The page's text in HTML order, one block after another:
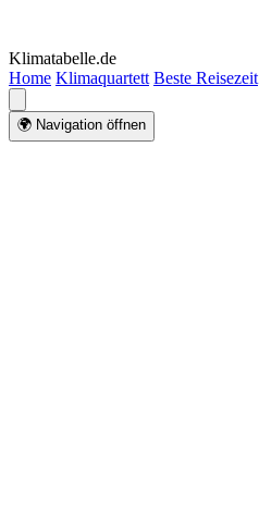
Klimatabelle.de
Home Klimaquartett Beste Reisezeit
🌍 Navigation öffnen